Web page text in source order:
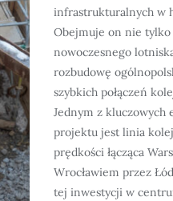
infrastrukturalnych w
Obejmuje on nie tylko
nowoczesnego
rozbudowę
szybkich połączeń
Jednym z kluczowych
projektu jest linia
prędkości łącząca
Wrocławiem przez
tej inwestycji w